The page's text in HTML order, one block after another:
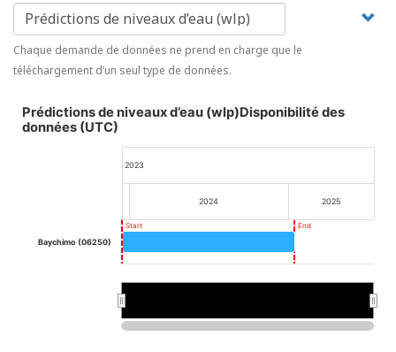
Chaque demande de données ne prend en charge que le
téléchargement d’un seul type de données.
Start End
Prédictions de niveaux d’eau (wlp)Disponibilité des
données (UTC)
2024 2025
2023
Baychimo (06250)